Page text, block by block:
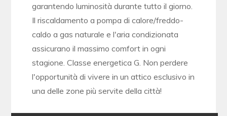
garantendo luminosità durante tutto il giorno.
Il riscaldamento a pompa di calore/freddo-
caldo a gas naturale e l'aria condizionata
assicurano il massimo comfort in ogni
stagione. Classe energetica G. Non perdere
l'opportunità di vivere in un attico esclusivo in
una delle zone più servite della città!